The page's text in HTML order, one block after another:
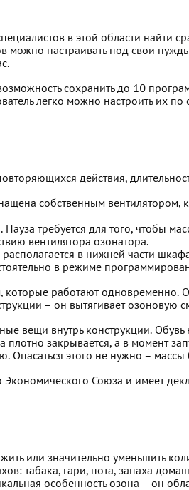
в этой области найти
можно настраивать под свои
сохранить до 10
легко можно настроить их
действия,
собственным
требуется для того, чтобы
вентилятора озонатора.
в нижней части
в режиме
работают одновременно.
– он вытягивает озоновую
вещи внутрь конструкции.
закрывается, а в момент
этого не нужно –
Союза и имеет
или значительно уменьшить
табака, гари, пота, запаха
особенность озона – он